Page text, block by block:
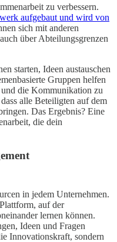
zu verbessern.
aufgebaut und wird von
sich mit anderen
über Abteilungsgrenzen
starten, Ideen austauschen
Gruppen helfen
die Kommunikation zu
alle Beteiligten auf dem
Das Ergebnis? Eine
die dein
in jedem Unternehmen.
auf der
lernen können.
Ideen und Fragen
Innovationskraft, sondern